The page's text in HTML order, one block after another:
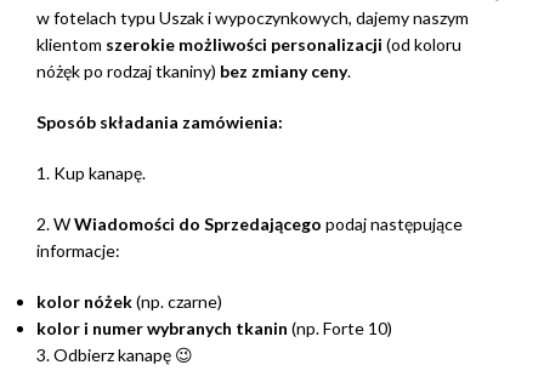
w fotelach typu Uszak i wypoczynkowych, dajemy naszym
klientom szerokie możliwości personalizacji (od koloru
nóżęk po rodzaj tkaniny) bez zmiany ceny.
Sposób składania zamówienia:
1. Kup kanapę.
2. WWiadomości do Sprzedającego podaj następujące
informacje:
kolor nóżek(np. czarne)
kolor i numer wybranych tkanin (np. Forte 10)
3. Odbierz kanapę 😉